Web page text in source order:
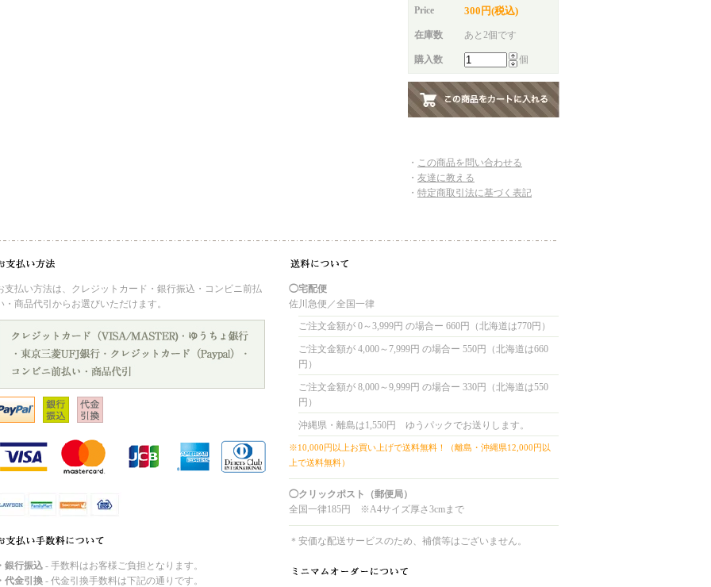
Price 300円(税込)
在庫数 あと2個です
購入数 個
・ この商品を問い合わせる
・ 友達に教える
・ 特定商取引法に基づく表記
支払い方法は、クレジットカード・銀行振込・コンビニ前払
・商品代引からお選びいただけます。
銀行振込 - 手数料はお客様ご負担となります。
代金引換 - 代金引換手数料は下記の通りです。
◯宅配便
佐川急便／全国一律
ご注文金額が 0～3,999円 の場合ー 660円（北海道は770円）
ご注文金額が 4,000～7,999円 の場合ー 550円（北海道は660
円）
ご注文金額が 8,000～9,999円 の場合ー 330円（北海道は550
円）
沖縄県・離島は1,550円 ゆうパックでお送りします。
※10,000円以上お買い上げで送料無料！（離島・沖縄県12,000円以
上で送料無料）
◯クリックポスト（郵便局）
全国一律185円 ※A4サイズ厚さ3cmまで
＊安価な配送サービスのため、補償等はございません。